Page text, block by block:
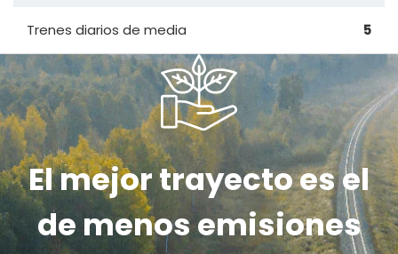
Trenes diarios de media 5
El mejor trayecto es el
de menos emisiones